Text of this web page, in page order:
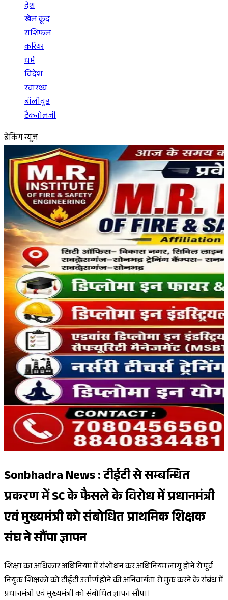
देश
खेल कूद
राशिफल
करियर
धर्म
विदेश
स्वास्थ्य
बॉलीवुड
टैकनोलजी
ब्रेकिंग न्यूज़
Sonbhadra News : टीईटी से सम्बन्धित
प्रकरण में SC के फैसले के विरोध में प्रधानमंत्री
एवं मुख्यमंत्री को संबोधित प्राथमिक शिक्षक
संघ ने सौंपा ज्ञापन
शिक्षा का अधिकार अधिनियम में संशोधन कर अधिनियम लागू होने से पूर्व
नियुक्त शिक्षकों को टीईटी उत्तीर्ण होने की अनिवार्यता से मुक्त करने के संबंध में
प्रधानमंत्री एवं मुख्यमंत्री को संबोधित ज्ञापन सौंपा।